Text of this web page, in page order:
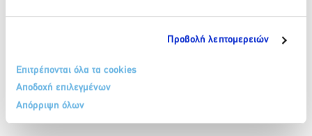
Προβολή λεπτομερειών
Επιτρέπονται όλα τα cookies
Αποδοχή επιλεγμένων
Απόρριψη όλων